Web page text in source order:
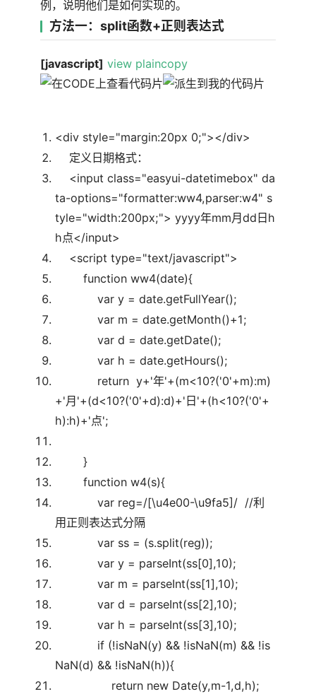
例，说明他们是如何实现的。
方法一：split函数+正则表达式
[javascript] view plaincopy
<div style="margin:20px 0;"></div>
定义日期格式：
<inputclass="easyui-datetimebox" da
ta-options="formatter:ww4,parser:w4" s
tyle="width:200px;"> yyyy年mm月dd日h
h点</input>
<script type="text/javascript">
function ww4(date){
var y = date.getFullYear();
var m = date.getMonth()+1;
var d = date.getDate();
var h = date.getHours();
return y+'年'+(m<10?('0'+m):m)
+'月'+(d<10?('0'+d):d)+'日'+(h<10?('0'+
h):h)+'点';
}
function w4(s){
var reg=/[\u4e00-\u9fa5]/ //利
用正则表达式分隔
var ss = (s.split(reg));
var y = parseInt(ss[0],10);
var m = parseInt(ss[1],10);
var d = parseInt(ss[2],10);
var h = parseInt(ss[3],10);
if (!isNaN(y) && !isNaN(m) && !is
NaN(d) && !isNaN(h)){
return new Date(y,m-1,d,h);